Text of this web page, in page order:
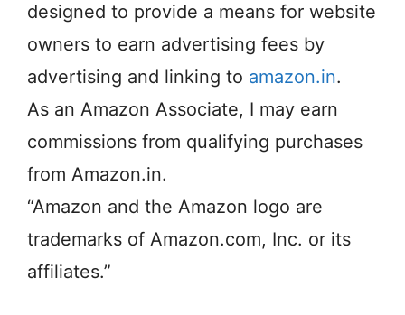
designed to provide a means for website
owners to earn advertising fees by
advertising and linking to amazon.in.
As an Amazon Associate, I may earn
commissions from qualifying purchases
from Amazon.in.
“Amazon and the Amazon logo are
trademarks of Amazon.com, Inc. or its
affiliates.”